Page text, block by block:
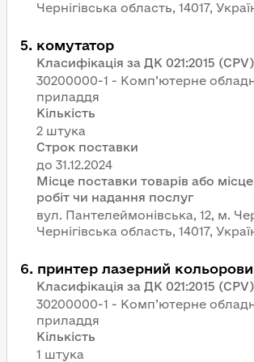
Чернігівська область, 14017,
5. комутатор
Класифікація за ДК 021:2015 (CPV)
30200000-1 - Комп’ютерне
приладдя
Кількість
2 штука
Строк поставки
Місце поставки товарів або
робіт чи надання послуг
вул. Пантелеймонівська, 12, м.
Чернігівська область, 14017,
6. принтер лазерний
Класифікація за ДК 021:2015 (CPV)
30200000-1 - Комп’ютерне
приладдя
Кількість
1 штука